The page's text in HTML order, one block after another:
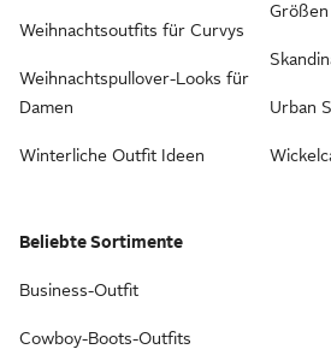
Weihnachtsoutfits für Curvys
Weihnachtspullover-Looks für
Damen
Winterliche Outfit Ideen
Größen
Urban
Beliebte Sortimente
Business-Outfit
Cowboy-Boots-Outfits